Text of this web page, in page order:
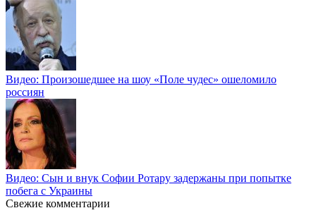
Видео: Произошедшее на шоу «Поле чудес» ошеломило
россиян
Видео: Сын и внук Софии Ротару задержаны при попытке
побега с Украины
Свежие комментарии